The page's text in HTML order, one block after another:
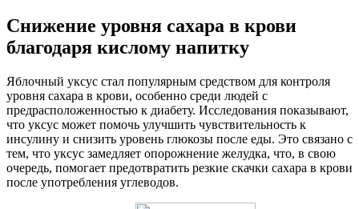
Снижение уровня сахара в крови
благодаря кислому напитку
Яблочный уксус стал популярным средством для контроля
уровня сахара в крови, особенно среди людей с
предрасположенностью к диабету. Исследования показывают,
что уксус может помочь улучшить чувствительность к
инсулину и снизить уровень глюкозы после еды. Это связано с
тем, что уксус замедляет опорожнение желудка, что, в свою
очередь, помогает предотвратить резкие скачки сахара в крови
после употребления углеводов.